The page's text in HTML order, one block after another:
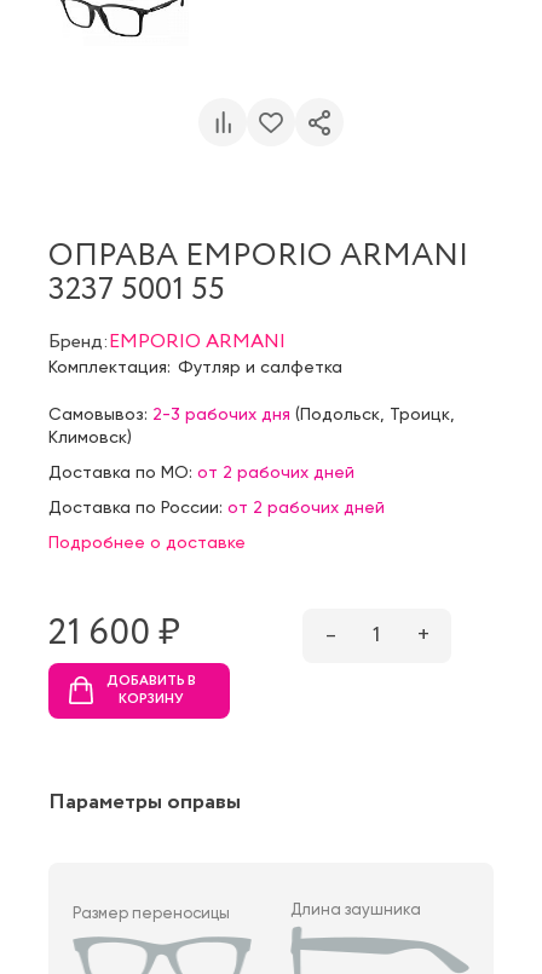
ОПРАВА EMPORIO ARMANI
3237 5001 55
Бренд:EMPORIO ARMANI
Комплектация: Футляр и салфетка
Самовывоз: 2-3 рабочих дня (Подольск Троицк
Климовск)
Доставка по МО: от 2 рабочих дней
Доставка по России: от 2 рабочих дней
Подробнее о доставке
21 600 ₷ – 1 +
ДОБАВИТЬ В
КОРЗИНУ
Параметры оправы
Размер переносицы Длина заушника